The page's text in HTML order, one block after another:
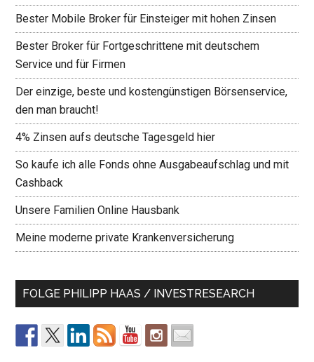
Bester Mobile Broker für Einsteiger mit hohen Zinsen
Bester Broker für Fortgeschrittene mit deutschem
Service und für Firmen
Der einzige, beste und kostengünstigen Börsenservice,
den man braucht!
4% Zinsen aufs deutsche Tagesgeld hier
So kaufe ich alle Fonds ohne Ausgabeaufschlag und mit
Cashback
Unsere Familien Online Hausbank
Meine moderne private Krankenversicherung
FOLGE PHILIPP HAAS / INVESTRESEARCH